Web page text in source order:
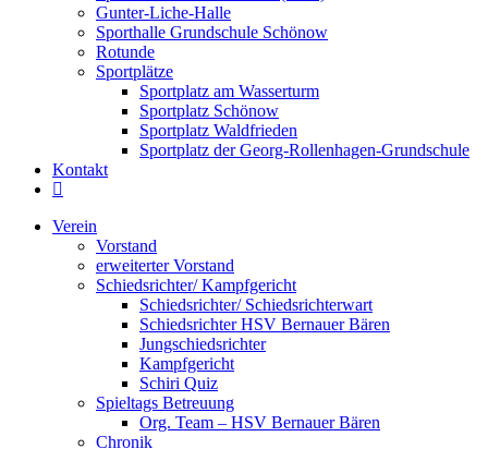
Gunter-Liche-Halle
Sporthalle Grundschule Schönow
Rotunde
Sportplätze
Sportplatz am Wasserturm
Sportplatz Schönow
Sportplatz Waldfrieden
Sportplatz der Georg-Rollenhagen-Grundschule
Kontakt
Verein
Vorstand
erweiterter Vorstand
Schiedsrichter/ Kampfgericht
Schiedsrichter/ Schiedsrichterwart
Schiedsrichter HSV Bernauer Bären
Jungschiedsrichter
Kampfgericht
Schiri Quiz
Spieltags Betreuung
Org. Team – HSV Bernauer Bären
Chronik